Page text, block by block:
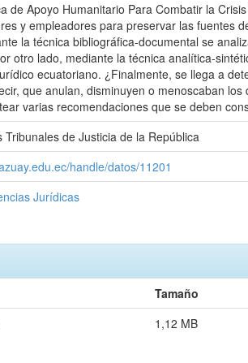
de Apoyo Humanitario Para Combatir la
y empleadores para preservar las fuentes
la técnica bibliográfica-documental se
otro lado, mediante la técnica analítica-
ecuatoriano. ¿Finalmente, se llega a
que anulan, disminuyen o menoscaban
varias recomendaciones que se deben
Tribunales de Justicia de la República
handle/datos/11201
Jurídicas
Tamaño
1,12 MB